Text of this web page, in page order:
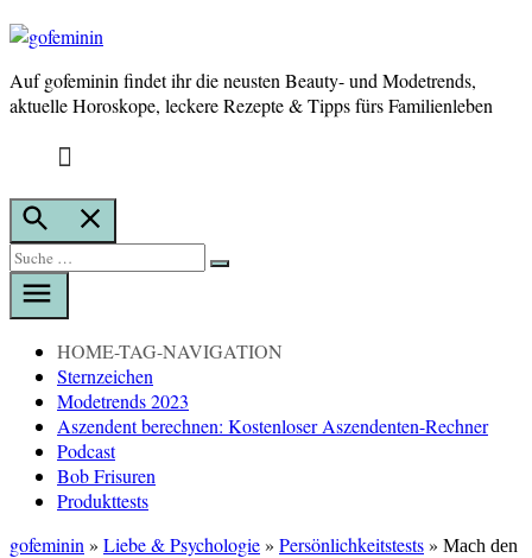
gofeminin
Auf gofeminin findet ihr die neusten Beauty- und Modetrends,
aktuelle Horoskope, leckere Rezepte & Tipps fürs Familienleben
Suche
öffnen
Suche
nach:
Suche
HOME-TAG-NAVIGATION
Sternzeichen
Modetrends 2023
Aszendent berechnen: Kostenloser Aszendenten-Rechner
Podcast
Bob Frisuren
Produkttests
gofeminin » Liebe & Psychologie» Persönlichkeitstests» Mach den